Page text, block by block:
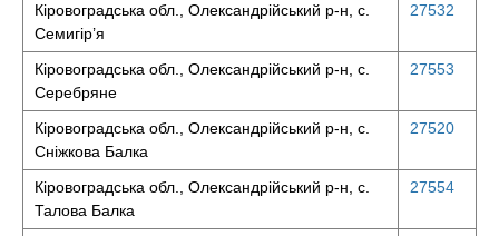
Кіровоградська обл., Олександрійський р-н, с.
Семигір’я
27532
Кіровоградська обл., Олександрійський р-н, с.
Серебряне
27553
Кіровоградська обл., Олександрійський р-н, с.
Сніжкова Балка
27520
Кіровоградська обл., Олександрійський р-н, с.
Талова Балка
27554